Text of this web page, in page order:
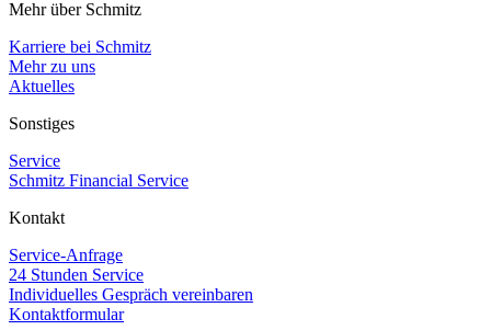
Mehr über Schmitz
Karriere bei Schmitz
Mehr zu uns
Aktuelles
Sonstiges
Service
Schmitz Financial Service
Kontakt
Service-Anfrage
24 Stunden Service
Individuelles Gespräch vereinbaren
Kontaktformular